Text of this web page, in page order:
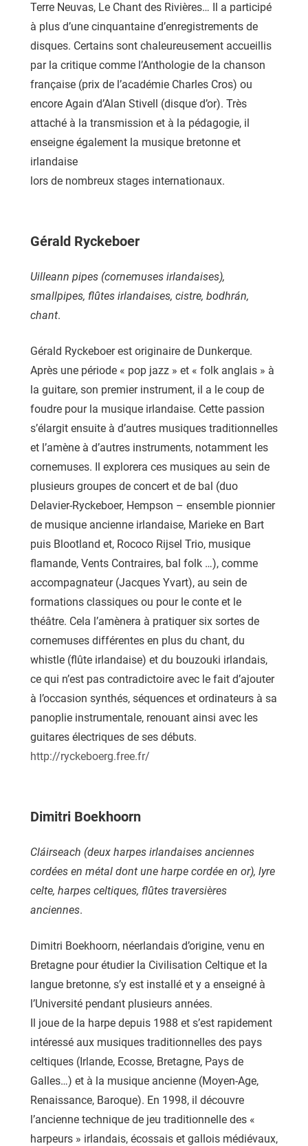
Terre Neuvas, Le Chant des Rivières… Il a participé
à plus d’une cinquantaine d’enregistrements de
disques. Certains sont chaleureusement accueillis
par la critique comme l’Anthologie de la chanson
française (prix de l’académie Charles Cros) ou
encore Again d’Alan Stivell (disque d’or). Très
attaché à la transmission et à la pédagogie, il
enseigne également la musique bretonne et
irlandaise
lors de nombreux stages internationaux.
Gérald Ryckeboer
Uilleann pipes (cornemuses irlandaises),
smallpipes, flûtes irlandaises, cistre, bodhrán,
chant.
Gérald Ryckeboer est originaire de Dunkerque.
Après une période « pop jazz » et « folk anglais » à
la guitare, son premier instrument, il a le coup de
foudre pour la musique irlandaise. Cette passion
s’élargit ensuite à d’autres musiques traditionnelles
et l’amène à d’autres instruments, notamment les
cornemuses. Il explorera ces musiques au sein de
plusieurs groupes de concert et de bal (duo
Delavier-Ryckeboer, Hempson – ensemble pionnier
de musique ancienne irlandaise, Marieke en Bart
puis Blootland et, Rococo Rijsel Trio, musique
flamande, Vents Contraires, bal folk …), comme
accompagnateur (Jacques Yvart), au sein de
formations classiques ou pour le conte et le
théâtre. Cela l’amènera à pratiquer six sortes de
cornemuses différentes en plus du chant, du
whistle (flûte irlandaise) et du bouzouki irlandais,
ce qui n’est pas contradictoire avec le fait d’ajouter
à l’occasion synthés, séquences et ordinateurs à sa
panoplie instrumentale, renouant ainsi avec les
guitares électriques de ses débuts.
http://ryckeboerg.free.fr/
Dimitri Boekhoorn
Cláirseach (deux harpes irlandaises anciennes
cordées en métal dont une harpe cordée en or), lyre
celte, harpes celtiques, flûtes traversières
anciennes.
Dimitri Boekhoorn, néerlandais d’origine, venu en
Bretagne pour étudier la Civilisation Celtique et la
langue bretonne, s’y est installé et y a enseigné à
l’Université pendant plusieurs années.
Il joue de la harpe depuis 1988 et s’est rapidement
intéressé aux musiques traditionnelles des pays
celtiques (Irlande, Ecosse, Bretagne, Pays de
Galles…) et à la musique ancienne (Moyen-Age,
Renaissance, Baroque). En 1998, il découvre
l’ancienne technique de jeu traditionnelle des «
harpeurs » irlandais, écossais et gallois médiévaux,